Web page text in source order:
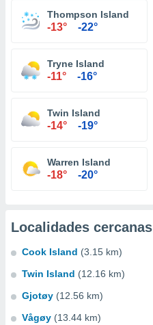
Thompson Island
-13° -22°
Tryne Island
-11° -16°
Twin Island
-14° -19°
Warren Island
-18° -20°
Localidades cercanas
Cook Island (3.15 km)
Twin Island (12.16 km)
Gjotøy (12.56 km)
Vågøy (13.44 km)